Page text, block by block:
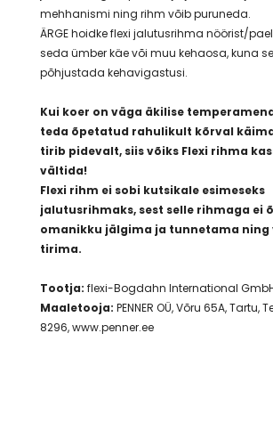
mehhanismi ning rihm võib puruneda.
ÄRGE hoidke flexi jalutusrihma nöörist/
seda ümber käe või muu kehaosa, kuna
põhjustada kehavigastusi.
Kui koer on väga äkilise
teda õpetatud rahulikult kõrval
tirib pidevalt, siis võiks Flexi rihma
vältida!
Flexi rihm ei sobi kutsikale esimeseks
jalutusrihmaks, sest selle rihmaga ei
omanikku jälgima ja tunnetama ning
tirima.
Tootja: flexi-Bogdahn International
Maaletooja: PENNER OÜ, Võru 65A, Tartu,
8296, www.penner.ee